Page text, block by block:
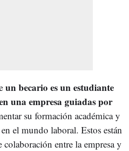
un becario es un estudiante
una empresa guiadas por
su formación académica y
el mundo laboral. Estos están
colaboración entre la empresa y